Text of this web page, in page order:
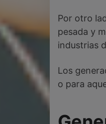
Por otro
pesada y
industrias
Los
o para